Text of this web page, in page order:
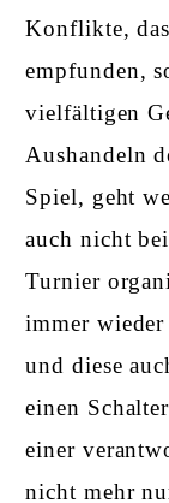
Konflikte,
empfunden,
vielfältigen
Aushandeln
Spiel, geht
auch nicht
Turnier
immer
und diese
einen
einer
nicht mehr